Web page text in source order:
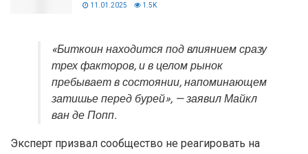
11.01.2025 1.5K
«Биткоин находится под влиянием сразу
трех факторов, и в целом рынок
пребывает в состоянии, напоминающем
затишье перед бурей», — заявил Майкл
ван де Попп.
Эксперт призвал сообщество не реагировать на